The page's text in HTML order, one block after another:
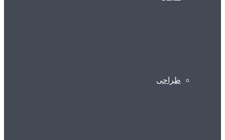
طراحی